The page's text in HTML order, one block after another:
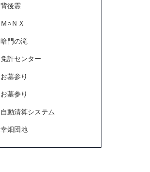
背後霊
Ｍ○ＮＸ
暗門の滝
免許センター
お墓参り
お墓参り
自動清算システム
幸畑団地